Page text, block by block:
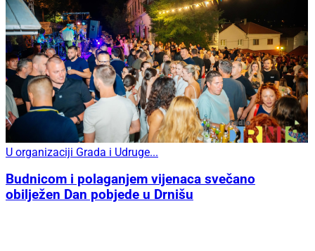
U organizaciji Grada i Udruge...
Budnicom i polaganjem vijenaca svečano
obilježen Dan pobjede u Drnišu